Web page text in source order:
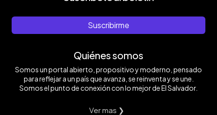
Suscribirme
Quiénes somos
Somos un portal abierto, propositivo y moderno, pensado
para reflejar a un país que avanza, se reinventa y se une.
Somos el punto de conexión con lo mejor de El Salvador.
Ver mas ❯